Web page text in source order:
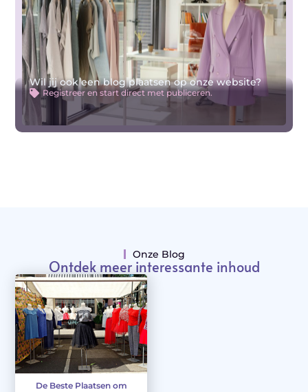
Wil jij ook een blog plaatsen op onze website?
Registreer en start direct met publiceren.
Onze Blog
Ontdek meer interessante inhoud
De Beste Plaatsen om